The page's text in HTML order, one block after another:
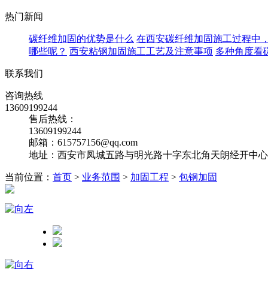
热门新闻
碳纤维加固的优势是什么 在西安碳纤维加固施工过程中
哪些呢？ 西安粘钢加固施工工艺及注意事项 多种角度看
联系我们
咨询热线
13609199244
售后热线：
13609199244
邮箱：615757156@qq.com
地址：西安市凤城五路与明光路十字东北角天朗经开中
当前位置： 首页 > 业务范围 > 加固工程 > 包钢加固